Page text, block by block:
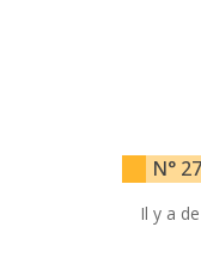
N°
Il y a